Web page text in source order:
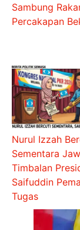
Sambung
Percakapan
Nurul Izzah
Sementara
Timbalan
Saifuddin
Tugas